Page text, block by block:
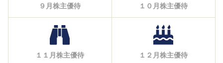
９月株主優待 １０月株主優待
１１月株主優待 １２月株主優待